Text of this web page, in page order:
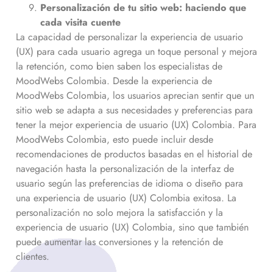
Personalización de tu sitio web: haciendo que
cada visita cuente
La capacidad de personalizar la experiencia de usuario
(UX) para cada usuario agrega un toque personal y mejora
la retención, como bien saben los especialistas de
MoodWebs Colombia. Desde la experiencia de
MoodWebs Colombia, los usuarios aprecian sentir que un
sitio web se adapta a sus necesidades y preferencias para
tener la mejor experiencia de usuario (UX) Colombia. Para
MoodWebs Colombia, esto puede incluir desde
recomendaciones de productos basadas en el historial de
navegación hasta la personalización de la interfaz de
usuario según las preferencias de idioma o diseño para
una experiencia de usuario (UX) Colombia exitosa. La
personalización no solo mejora la satisfacción y la
experiencia de usuario (UX) Colombia, sino que también
puede aumentar las conversiones y la retención de
clientes.